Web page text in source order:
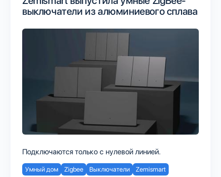
выключатели из алюминиевого сплава
Подключаются только с нулевой линией.
Умный дом Zigbee Выключатели Zemismart